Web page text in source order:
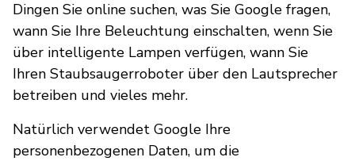
Dingen Sie online suchen, was Sie Google fragen,
wann Sie Ihre Beleuchtung einschalten, wenn Sie
über intelligente Lampen verfügen, wann Sie
Ihren Staubsaugerroboter über den Lautsprecher
betreiben und vieles mehr.
Natürlich verwendet Google Ihre
personenbezogenen Daten, um die